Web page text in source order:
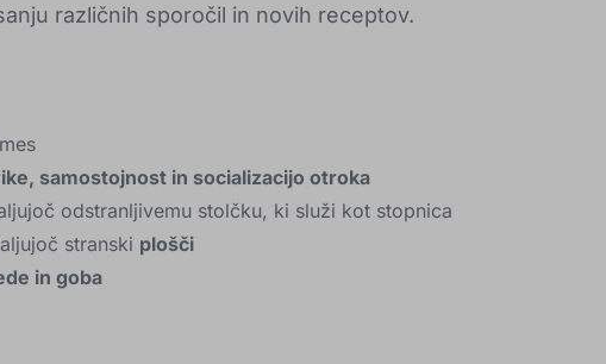
različnih sporočil in novih receptov.
samostojnost in socializacijo otroka
odstranljivemu stolčku, ki služi kot stopnica
stranski plošči
in goba